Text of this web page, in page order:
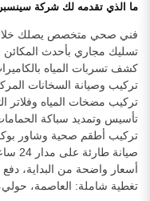
ما الذي تقدمه لك شركة
فني صحي متخصص يصلك خلال 30 دقيقة في جميع محافظات
تسليك مجاري بأحدث المكائن
كشف تسربات المياه
تركيب وصيانة السخانات
تركيب مضخات المياه وفلاتر
تأسيس وتمديد سباكة
تركيب أطقم صحية وشاور
صيانة طارئة على مدار 24 ساعة طوال أيام الأسبوع بما فيها العطل
أسعار واضحة من البداية،
تغطية شاملة: العاصمة، حولي،